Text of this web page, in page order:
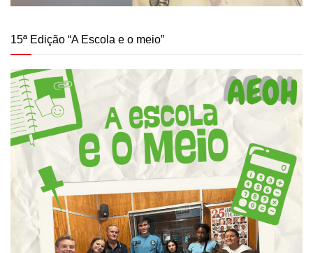
15ª Edição “A Escola e o meio”